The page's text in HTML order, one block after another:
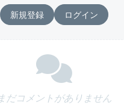
新規登録 ログイン
だコメントがありません